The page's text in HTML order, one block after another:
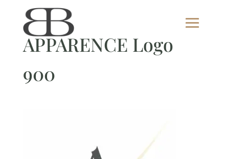
APPARENCE Logo
900